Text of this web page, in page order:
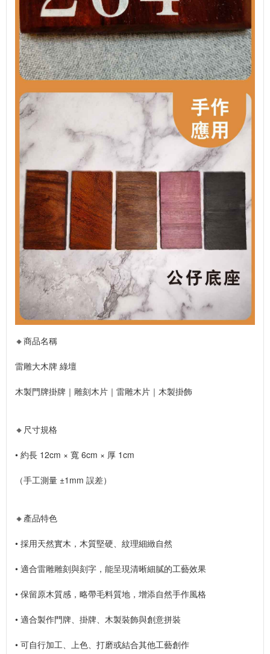
🔸商品名稱
雷雕大木牌 綠壇
木製門牌掛牌｜雕刻木片｜雷雕木片｜木製掛飾
🔸尺寸規格
• 約長 12cm × 寬 6cm × 厚 1cm
（手工測量 ±1mm 誤差）
🔸產品特色
• 採用天然實木，木質堅硬、紋理細緻自然
• 適合雷雕雕刻與刻字，能呈現清晰細膩的工藝效果
• 保留原木質感，略帶毛料質地，增添自然手作風格
• 適合製作門牌、掛牌、木製裝飾與創意拼裝
• 可自行加工、上色、打磨或結合其他工藝創作